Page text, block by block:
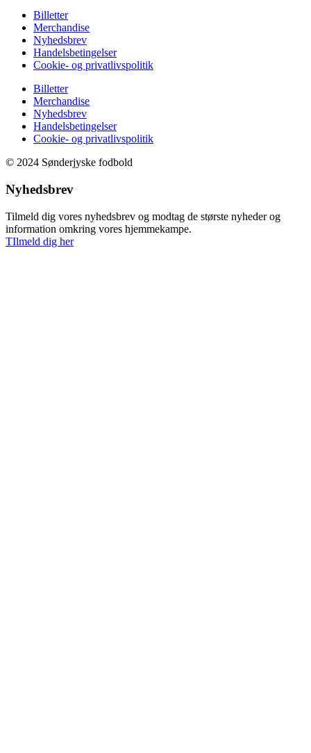
Billetter
Merchandise
Nyhedsbrev
Handelsbetingelser
Cookie- og privatlivspolitik
Billetter
Merchandise
Nyhedsbrev
Handelsbetingelser
Cookie- og privatlivspolitik
© 2024 Sønderjyske fodbold
Nyhedsbrev
Tilmeld dig vores nyhedsbrev og modtag de største nyheder og
information omkring vores hjemmekampe.
TIlmeld dig her